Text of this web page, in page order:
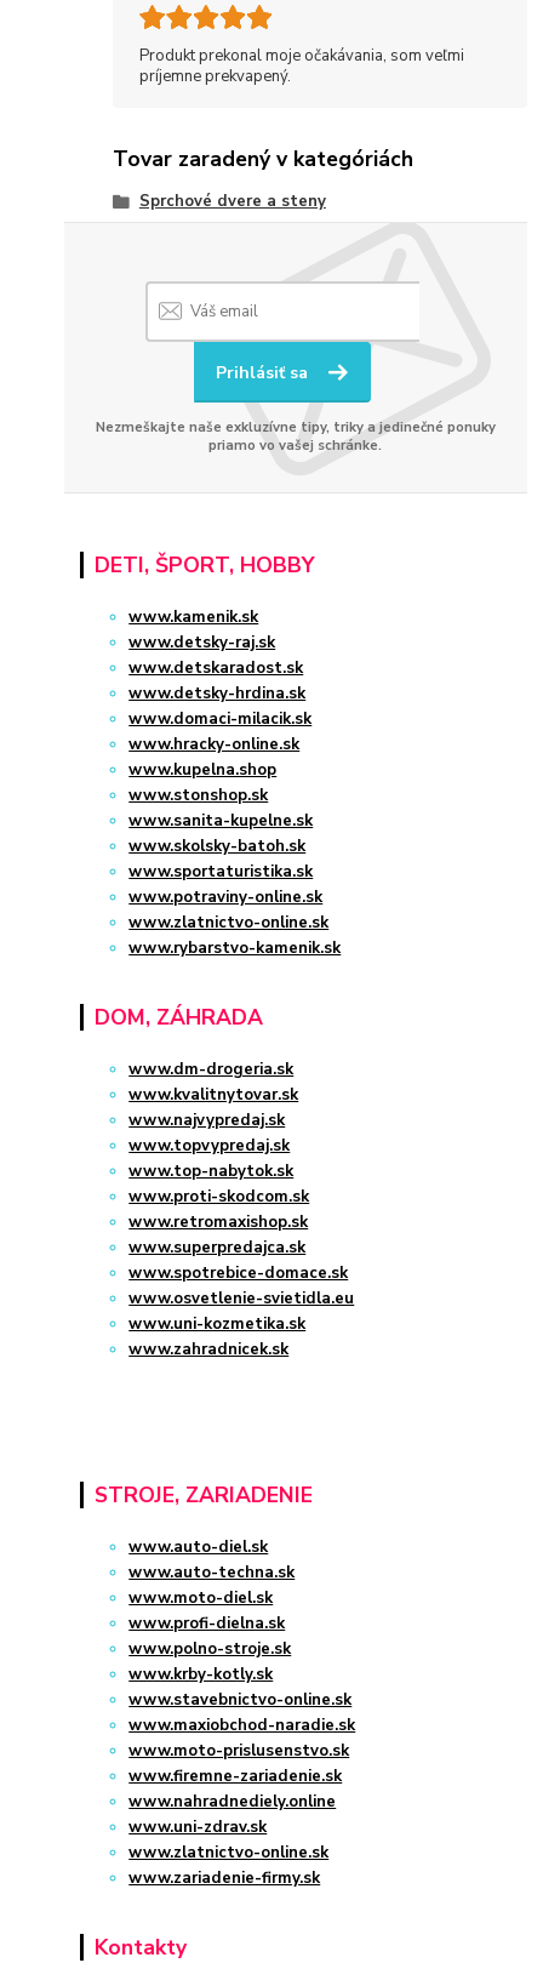
Produkt prekonal moje očakávania, som veľmi
príjemne prekvapený.
Tovar zaradený v kategóriách
Sprchové dvere a steny
Prihlásiť sa
Nezmeškajte naše exkluzívne tipy, triky a jedinečné ponuky
priamo vo vašej schránke.
DETI, ŠPORT, HOBBY
www.kamenik.sk
www.detsky-raj.sk
www.detskaradost.sk
www.detsky-hrdina.sk
www.domaci-milacik.sk
www.hracky-online.sk
www.kupelna.shop
www.stonshop.sk
www.sanita-kupelne.sk
www.skolsky-batoh.sk
www.sportaturistika.sk
www.potraviny-online.sk
www.zlatnictvo-online.sk
www.rybarstvo-kamenik.sk
DOM, ZÁHRADA
www.dm-drogeria.sk
www.kvalitnytovar.sk
www.najvypredaj.sk
www.topvypredaj.sk
www.top-nabytok.sk
www.proti-skodcom.sk
www.retromaxishop.sk
www.superpredajca.sk
www.spotrebice-domace.sk
www.osvetlenie-svietidla.eu
www.uni-kozmetika.sk
www.zahradnicek.sk
STROJE, ZARIADENIE
www.auto-diel.sk
www.auto-techna.sk
www.moto-diel.sk
www.profi-dielna.sk
www.polno-stroje.sk
www.krby-kotly.sk
www.stavebnictvo-online.sk
www.maxiobchod-naradie.sk
www.moto-prislusenstvo.sk
www.firemne-zariadenie.sk
www.nahradnediely.online
www.uni-zdrav.sk
www.zlatnictvo-online.sk
www.zariadenie-firmy.sk
Kontakty